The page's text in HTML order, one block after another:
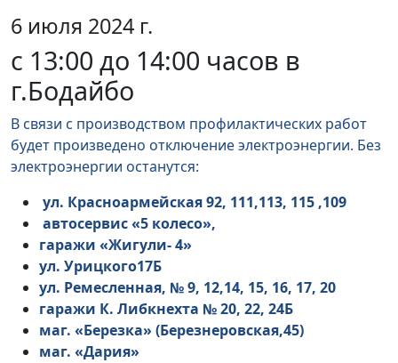
6 июля 2024 г.
с 13:00 до 14:00 часов в
г.Бодайбо
В связи с производством профилактических работ
будет произведено отключение электроэнергии. Без
электроэнергии останутся:
ул. Красноармейская 92, 111,113, 115 ,109
автосервис «5 колесо»,
гаражи «Жигули- 4»
ул. Урицкого17Б
ул. Ремесленная, № 9, 12,14, 15, 16, 17, 20
гаражи К. Либкнехта № 20, 22, 24Б
маг. «Березка» (Березнеровская,45)
маг. «Дария»